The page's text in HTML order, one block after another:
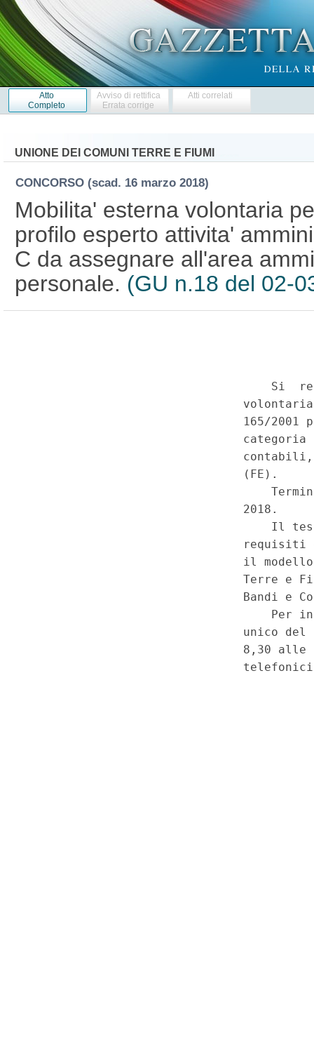
Atto
Completo
Avviso di rettifica
Errata corrige
Atti correlati
UNIONE DEI COMUNI TERRE E FIUMI
CONCORSO (scad. 16 marzo 2018)
Mobilita' esterna volontaria
profilo esperto attivita'
C da assegnare all'area
personale. (GU n.18 del 02-